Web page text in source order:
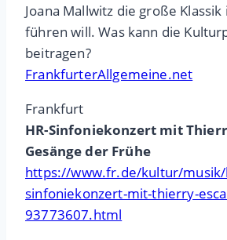
Joana Mallwitz die große
führen will. Was kann die
beitragen?
FrankfurterAllgemeine.net
Frankfurt
HR-Sinfoniekonzert mit
Gesänge der Frühe
https://www.fr.de/kultur/
sinfoniekonzert-mit-thierry-
93773607.html